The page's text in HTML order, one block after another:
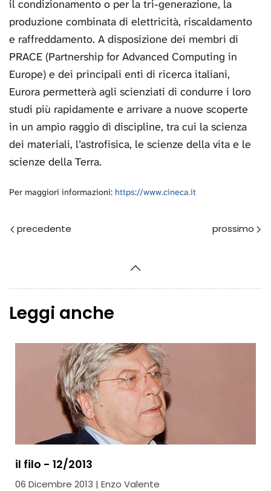
il condizionamento o per la tri-generazione, la
produzione combinata di elettricità, riscaldamento
e raffreddamento. A disposizione dei membri di
PRACE (Partnership for Advanced Computing in
Europe) e dei principali enti di ricerca italiani,
Eurora permetterà agli scienziati di condurre i loro
studi più rapidamente e arrivare a nuove scoperte
in un ampio raggio di discipline, tra cui la scienza
dei materiali, l’astrofisica, le scienze della vita e le
scienze della Terra.
Per maggiori informazioni: https://www.cineca.it
Leggi anche
il filo - 12/2013
06 Dicembre 2013 | Enzo Valente